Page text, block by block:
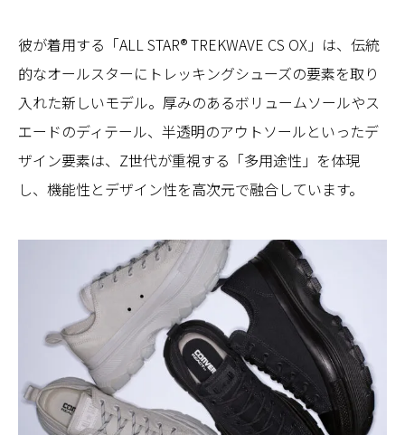
彼が着用する「ALL STAR® TREKWAVE CS OX」は、伝統
的なオールスターにトレッキングシューズの要素を取り
入れた新しいモデル。厚みのあるボリュームソールやス
エードのディテール、半透明のアウトソールといったデ
ザイン要素は、Z世代が重視する「多用途性」を体現
し、機能性とデザイン性を高次元で融合しています。